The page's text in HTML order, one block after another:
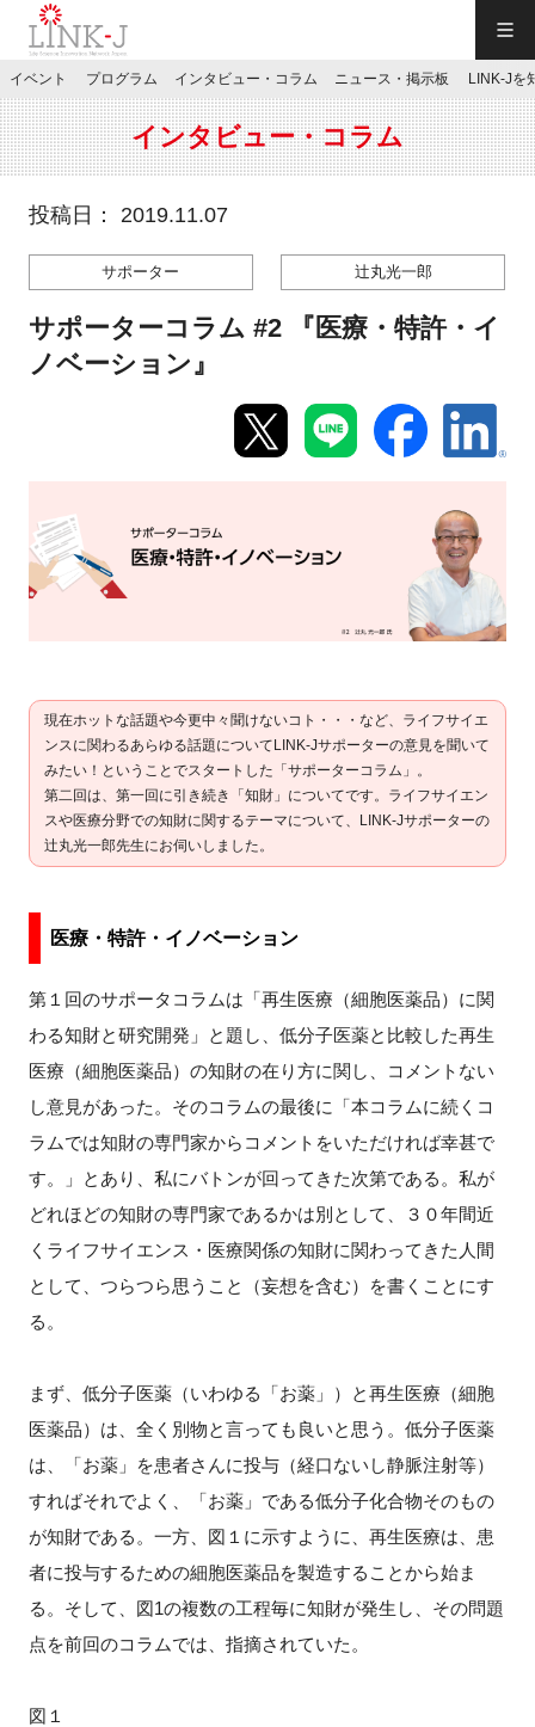
JP／EN
特別会員専用メニュー
施設ご予約
新規登録
プログラム
インタビュー・コラム
ニュース・掲示板
施設・アクセス
イベント プログラム インタビュー・コラム ニュース・掲示板 LINK-Jを
インタビュー・コラム
投稿日： 2019.11.07
サポーター 辻丸光一郎
サポーターコラム #2 『医療・特許・イ
ノベーション』
現在ホットな話題や今更中々聞けないコト・・・など、ライフサイエ
ンスに関わるあらゆる話題についてLINK-Jサポーターの意見を聞いて
みたい！ということでスタートした「サポーターコラム」。
第二回は、第一回に引き続き「知財」についてです。ライフサイエン
スや医療分野での知財に関するテーマについて、LINK-Jサポーターの
辻丸光一郎先生にお伺いしました。
医療・特許・イノベーション
第１回のサポータコラムは「再生医療（細胞医薬品）に関
わる知財と研究開発」と題し、低分子医薬と比較した再生
医療（細胞医薬品）の知財の在り方に関し、コメントない
し意見があった。そのコラムの最後に「本コラムに続くコ
ラムでは知財の専門家からコメントをいただければ幸甚で
す。」とあり、私にバトンが回ってきた次第である。私が
どれほどの知財の専門家であるかは別として、３０年間近
くライフサイエンス・医療関係の知財に関わってきた人間
として、つらつら思うこと（妄想を含む）を書くことにす
る。
まず、低分子医薬（いわゆる「お薬」）と再生医療（細胞
医薬品）は、全く別物と言っても良いと思う。低分子医薬
は、「お薬」を患者さんに投与（経口ないし静脈注射等）
すればそれでよく、「お薬」である低分子化合物そのもの
が知財である。一方、図１に示すように、再生医療は、患
者に投与するための細胞医薬品を製造することから始ま
る。そして、図1の複数の工程毎に知財が発生し、その問題
点を前回のコラムでは、指摘されていた。
図１